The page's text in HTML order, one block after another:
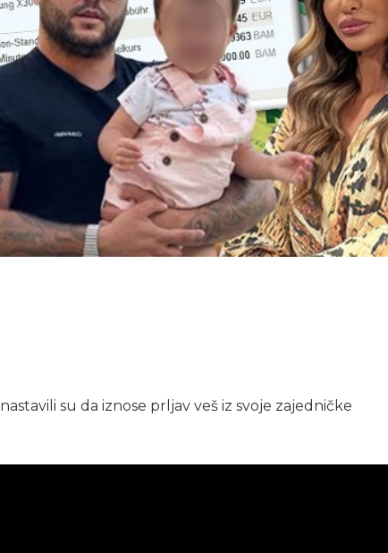
nastavili su da iznose prljav veš iz svoje zajedničke